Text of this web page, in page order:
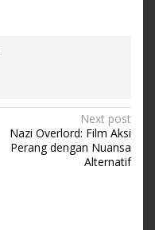
Next post
Nazi Overlord: Film Aksi
Perang dengan Nuansa
Alternatif